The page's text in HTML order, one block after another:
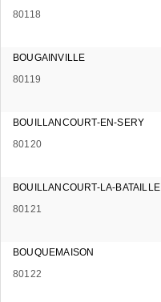
80118
BOUGAINVILLE
80119
BOUILLANCOURT-EN-SERY
80120
BOUILLANCOURT-LA-BATAILLE
80121
BOUQUEMAISON
80122